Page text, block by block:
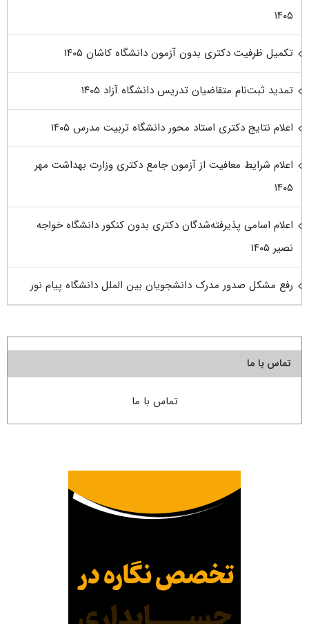
۱۴۰۵
تکمیل ظرفیت دکتری بدون آزمون دانشگاه کاشان ۱۴۰۵
تمدید ثبت‌نام متقاضیان تدریس دانشگاه آزاد ۱۴۰۵
اعلام نتایج دکتری استاد محور دانشگاه تربیت مدرس ۱۴۰۵
اعلام شرایط معافیت از آزمون جامع دکتری وزارت بهداشت مهر
۱۴۰۵
اعلام اسامی پذیرفته‌شدگان دکتری بدون کنکور دانشگاه خواجه
نصیر ۱۴۰۵
رفع مشکل صدور مدرک دانشجویان بین الملل دانشگاه پیام نور
تماس با ما
تماس با ما